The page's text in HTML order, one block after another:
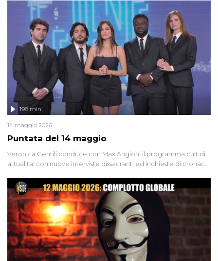
'90 e il 2000 che, inquietantemente, potrebbe essere ancora in
libertà. Lo speciale affronta inoltre le zone d'ombra sul Mostro di
Firenze, le cui responsabilità appaiono ancora oggi avvolte in un
groviglio di dubbi mai chiariti. Nel corso dello speciale anche
l'intervista inedita a Olindo Romano, realizzata ne...
Puntata del 14 maggio
198 min
14 maggio 2026
Veronica Gentili conduce con Max Angioni il programma cult di
attualita' con nuove interviste dissacranti ed inchieste di cronaca